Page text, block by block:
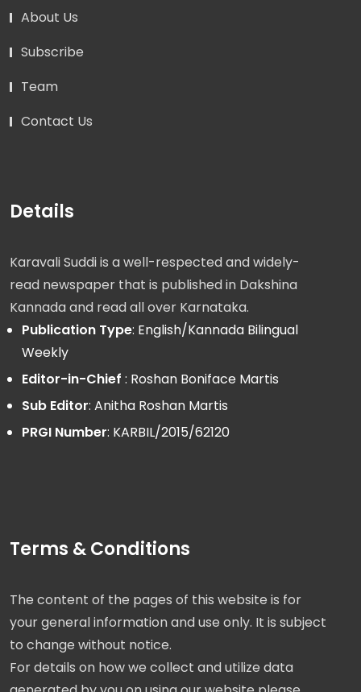
About Us
Subscribe
Team
Contact Us
Details
Karavali Suddi is a well-respected and widely-
read newspaper that is published in Dakshina
Kannada and read all over Karnataka.
Publication Type: English/Kannada Bilingual
Weekly
Editor-in-Chief : Roshan Boniface Martis
Sub Editor: Anitha Roshan Martis
PRGI Number: KARBIL/2015/62120
Terms & Conditions
The content of the pages of this website is for
your general information and use only. It is subject
to change without notice.
For details on how we collect and utilize data